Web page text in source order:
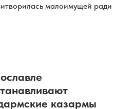
малоимущей ради
казармы